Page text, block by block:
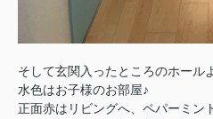
そして玄関入ったところのホー
水色はお子様のお部屋♪
正面赤はリビングへ、ペパーミン